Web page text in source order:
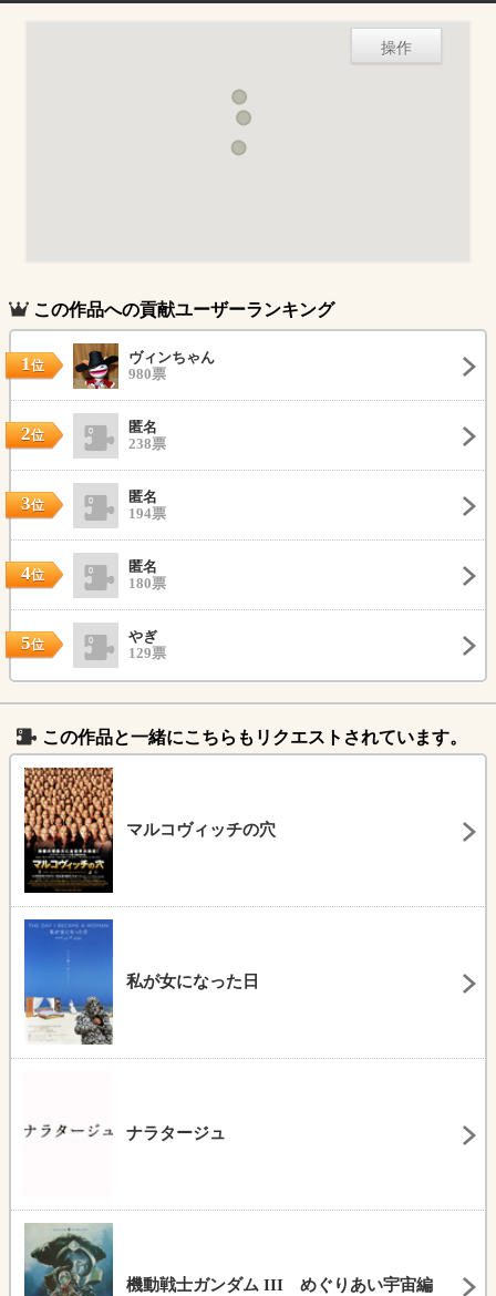
操作
この作品への貢献ユーザーランキング
1位
ヴィンちゃん
980票
2位
匿名
238票
3位
匿名
194票
4位
匿名
180票
5位
やぎ
129票
この作品と一緒にこちらもリクエストされています。
マルコヴィッチの穴
私が女になった日
ナラタージュ
機動戦士ガンダム III めぐりあい宇宙編